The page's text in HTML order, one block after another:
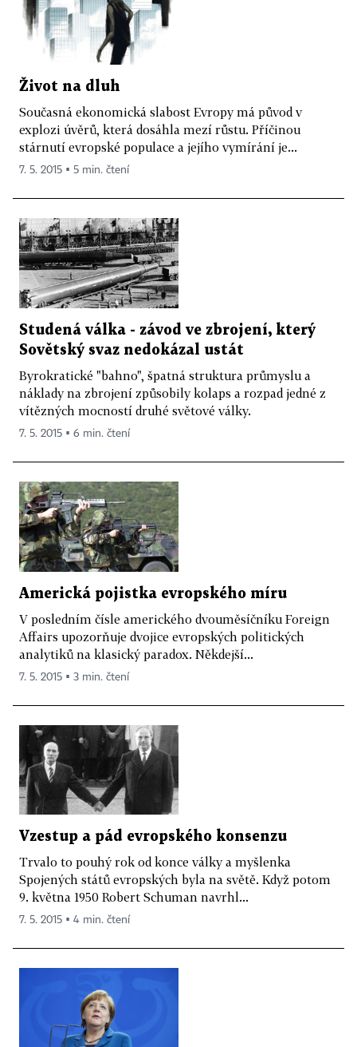
Život na dluh
Současná ekonomická slabost Evropy má původ v
explozi úvěrů, která dosáhla mezí růstu. Příčinou
stárnutí evropské populace a jejího vymírání je...
7. 5. 2015 ▪ 5 min. čtení
Studená válka - závod ve zbrojení, který
Sovětský svaz nedokázal ustát
Byrokratické "bahno", špatná struktura průmyslu a
náklady na zbrojení způsobily kolaps a rozpad jedné z
vítězných mocností druhé světové války.
7. 5. 2015 ▪ 6 min. čtení
Americká pojistka evropského míru
V posledním čísle amerického dvouměsíčníku Foreign
Affairs upozorňuje dvojice evropských politických
analytiků na klasický paradox. Někdejší...
7. 5. 2015 ▪ 3 min. čtení
Vzestup a pád evropského konsenzu
Trvalo to pouhý rok od konce války a myšlenka
Spojených států evropských byla na světě. Když potom
9. května 1950 Robert Schuman navrhl...
7. 5. 2015 ▪ 4 min. čtení